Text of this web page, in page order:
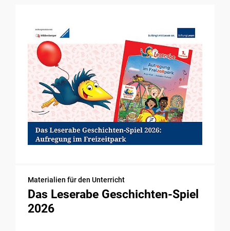
Materialien für den Unterricht
Das Leserabe Geschichten-Spiel
2026